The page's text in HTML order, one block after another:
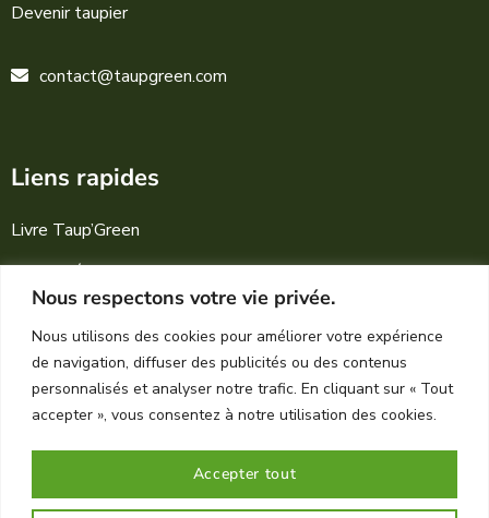
Nous respectons votre vie privée.
Nous utilisons des cookies pour améliorer votre expérience
de navigation, diffuser des publicités ou des contenus
personnalisés et analyser notre trafic. En cliquant sur « Tout
accepter », vous consentez à notre utilisation des cookies.
Accepter tout
Devenir taupier
contact@taupgreen.com
Liens rapides
Livre Taup’Green
Actualités
Mentions légales
Conditions générales